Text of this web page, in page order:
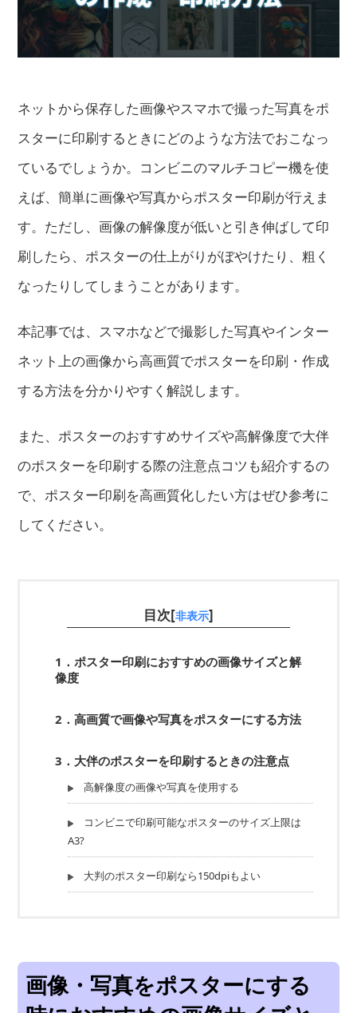
ネットから保存した画像やスマホで撮った写真をポ
スターに印刷するときにどのような方法でおこなっ
ているでしょうか。コンビニのマルチコピー機を使
えば、簡単に画像や写真からポスター印刷が行えま
す。ただし、画像の解像度が低いと引き伸ばして印
刷したら、ポスターの仕上がりがぼやけたり、粗く
なったりしてしまうことがあります。
本記事では、スマホなどで撮影した写真やインター
ネット上の画像から高画質でポスターを印刷・作成
する方法を分かりやすく解説します。
また、ポスターのおすすめサイズや高解像度で大伴
のポスターを印刷する際の注意点コツも紹介するの
で、ポスター印刷を高画質化したい方はぜひ参考に
してください。
目次[非表示]
1．ポスター印刷におすすめの画像サイズと解
像度
2．高画質で画像や写真をポスターにする方法
3．大伴のポスターを印刷するときの注意点
高解像度の画像や写真を使用する
コンビニで印刷可能なポスターのサイズ上限は
A3?
大判のポスター印刷なら150dpiもよい
画像・写真をポスターにする